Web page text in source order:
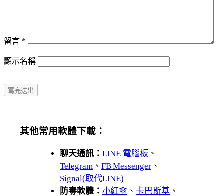
留言 *
顯示名稱
其他常用軟體下載：
聊天通訊： LINE 電腦板 、
Telegram 、 FB Messenger 、
Signal(取代LINE)
防毒軟體： 小紅傘 、 卡巴斯基 、